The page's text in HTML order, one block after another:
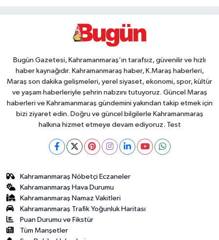
Bugün Gazetesi, Kahramanmaraş’ın tarafsız, güvenilir ve hızlı
haber kaynağıdır. Kahramanmaraş haber, K.Maraş haberleri,
Maraş son dakika gelişmeleri, yerel siyaset, ekonomi, spor, kültür
ve yaşam haberleriyle şehrin nabzını tutuyoruz. Güncel Maraş
haberleri ve Kahramanmaraş gündemini yakından takip etmek için
bizi ziyaret edin. Doğru ve güncel bilgilerle Kahramanmaraş
halkına hizmet etmeye devam ediyoruz. Test
Kahramanmaraş Nöbetçi Eczaneler
Kahramanmaraş Hava Durumu
Kahramanmaraş Namaz Vakitleri
Kahramanmaraş Trafik Yoğunluk Haritası
Puan Durumu ve Fikstür
Tüm Manşetler